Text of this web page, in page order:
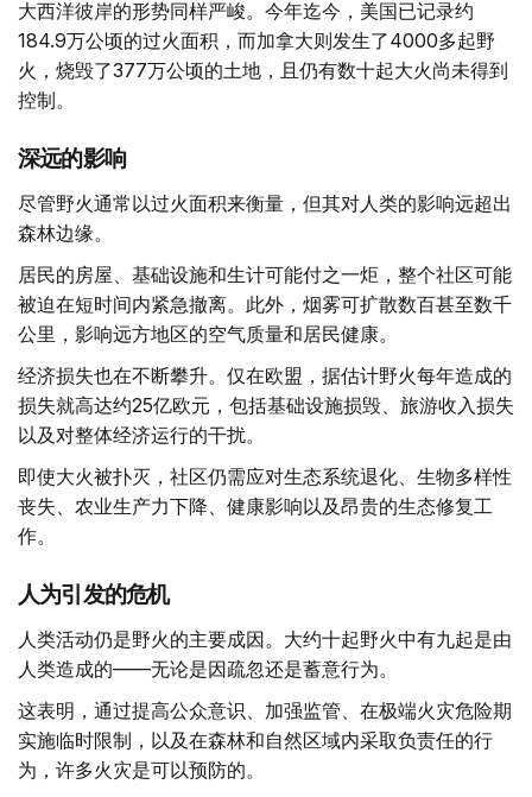
大西洋彼岸的形势同样严峻。今年迄今，美国已记录约
184.9万公顷的过火面积，而加拿大则发生了4000多起野
火，烧毁了377万公顷的土地，且仍有数十起大火尚未得到
控制。
深远的影响
尽管野火通常以过火面积来衡量，但其对人类的影响远超出
森林边缘。
居民的房屋、基础设施和生计可能付之一炬，整个社区可能
被迫在短时间内紧急撤离。此外，烟雾可扩散数百甚至数千
公里，影响远方地区的空气质量和居民健康。
经济损失也在不断攀升。仅在欧盟，据估计野火每年造成的
损失就高达约25亿欧元，包括基础设施损毁、旅游收入损失
以及对整体经济运行的干扰。
即使大火被扑灭，社区仍需应对生态系统退化、生物多样性
丧失、农业生产力下降、健康影响以及昂贵的生态修复工
作。
人为引发的危机
人类活动仍是野火的主要成因。大约十起野火中有九起是由
人类造成的——无论是因疏忽还是蓄意行为。
这表明，通过提高公众意识、加强监管、在极端火灾危险期
实施临时限制，以及在森林和自然区域内采取负责任的行
为，许多火灾是可以预防的。